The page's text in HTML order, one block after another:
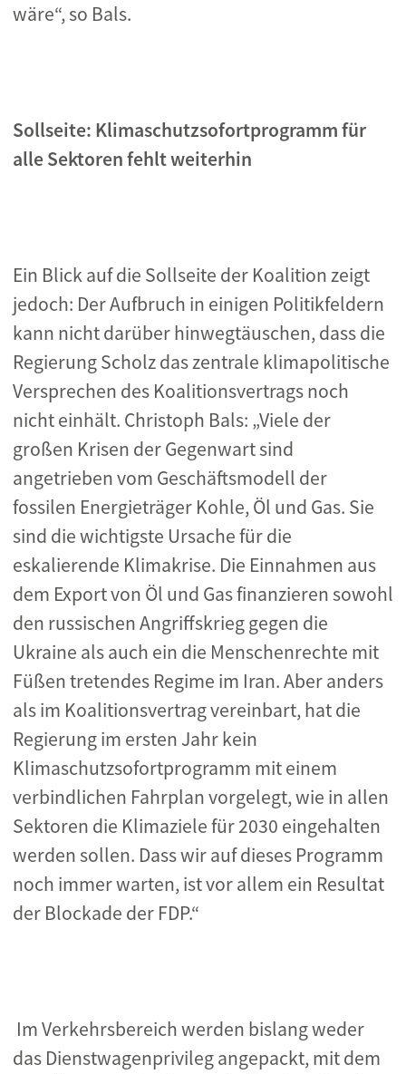
wäre“, so Bals.
Sollseite: Klimaschutzsofortprogramm für
alle Sektoren fehlt weiterhin
Ein Blick auf die Sollseite der Koalition zeigt
jedoch: Der Aufbruch in einigen Politikfeldern
kann nicht darüber hinwegtäuschen, dass die
Regierung Scholz das zentrale klimapolitische
Versprechen des Koalitionsvertrags noch
nicht einhält. Christoph Bals: „Viele der
großen Krisen der Gegenwart sind
angetrieben vom Geschäftsmodell der
fossilen Energieträger Kohle, Öl und Gas. Sie
sind die wichtigste Ursache für die
eskalierende Klimakrise. Die Einnahmen aus
dem Export von Öl und Gas finanzieren sowohl
den russischen Angriffskrieg gegen die
Ukraine als auch ein die Menschenrechte mit
Füßen tretendes Regime im Iran. Aber anders
als im Koalitionsvertrag vereinbart, hat die
Regierung im ersten Jahr kein
Klimaschutzsofortprogramm mit einem
verbindlichen Fahrplan vorgelegt, wie in allen
Sektoren die Klimaziele für 2030 eingehalten
werden sollen. Dass wir auf dieses Programm
noch immer warten, ist vor allem ein Resultat
der Blockade der FDP.“
Im Verkehrsbereich werden bislang weder
das Dienstwagenprivileg angepackt, mit dem